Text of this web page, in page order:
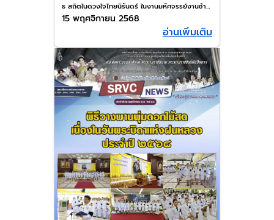
ธ สถิตในดวงใจไทยนิรันดร์ ในงานมหัศจรรย์งานช้าง
สุรินทร์ 2568
15 พฤศจิกายน 2568
อ่านเพิ่มเติม